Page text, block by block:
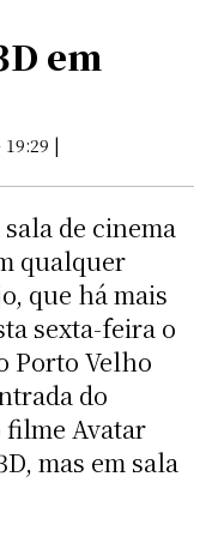
em
|
de cinema
qualquer
que há mais
sexta-feira o
Porto Velho
do
filme Avatar
mas em sala